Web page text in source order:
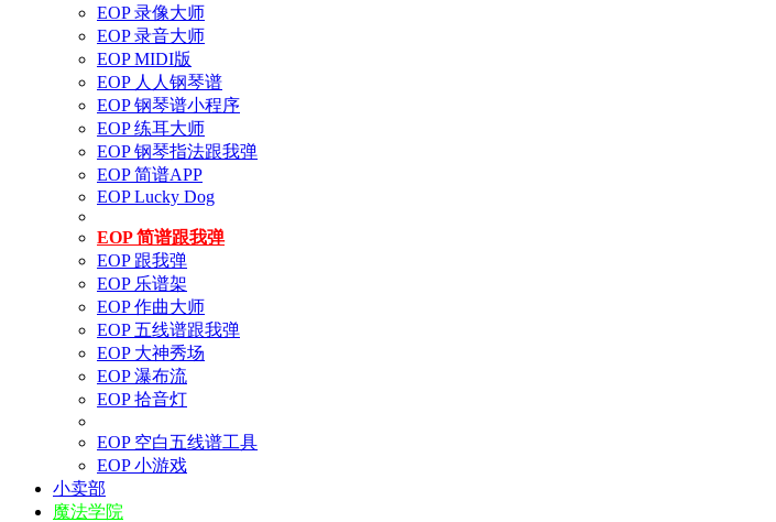
EOP 录像大师
EOP 录音大师
EOP MIDI版
EOP 人人钢琴谱
EOP 钢琴谱小程序
EOP 练耳大师
EOP 钢琴指法跟我弹
EOP 简谱APP
EOP Lucky Dog
EOP 简谱跟我弹
EOP 跟我弹
EOP 乐谱架
EOP 作曲大师
EOP 五线谱跟我弹
EOP 大神秀场
EOP 瀑布流
EOP 拾音灯
EOP 空白五线谱工具
EOP 小游戏
小卖部
魔法学院